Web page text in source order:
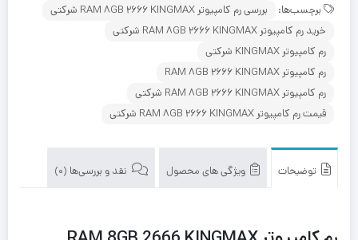
برچسب‌ها:
بررسی رم کامپیوتر RAM 8GB 2666 KINGMAX شرکتی
خرید رم کامپیوتر RAM 8GB 2666 KINGMAX شرکتی
رم کامپیوتر KINGMAX شرکتی
رم کامپیوتر RAM 8GB 2666 KINGMAX
رم کامپیوتر RAM 8GB 2666 KINGMAX شرکتی
قیمت رم کامپیوتر RAM 8GB 2666 KINGMAX شرکتی
توضیحات ویژگی های محصول نقد و بررسی‌ها (0)